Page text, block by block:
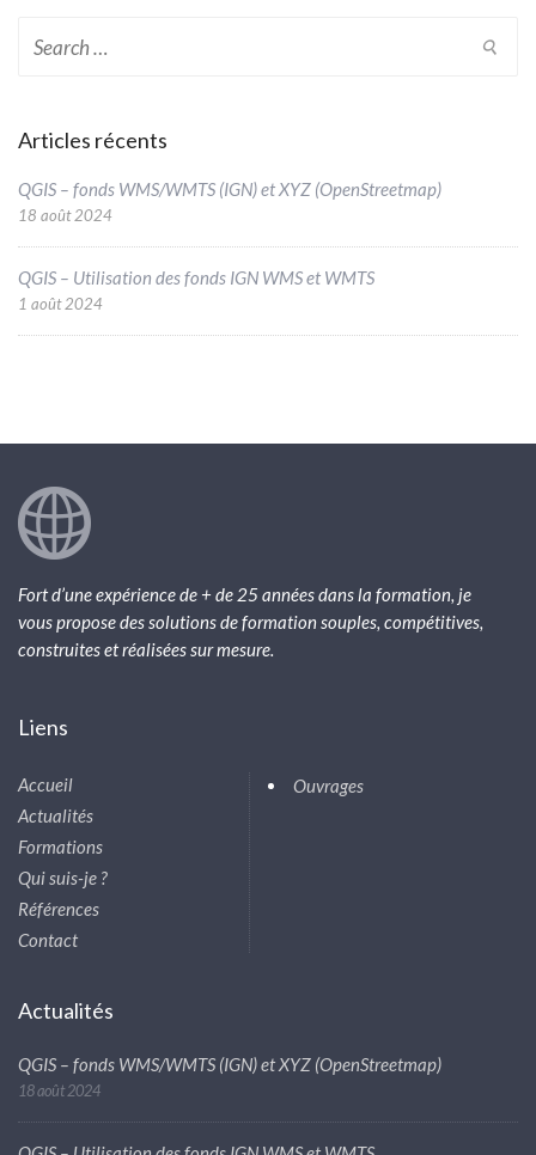
Articles récents
QGIS – fonds WMS/WMTS (IGN) et XYZ (OpenStreetmap)
18 août 2024
QGIS – Utilisation des fonds IGN WMS et WMTS
1 août 2024
Fort d’une expérience de + de 25 années dans la formation, je
vous propose des solutions de formation souples, compétitives,
construites et réalisées sur mesure.
Liens
Accueil
Actualités
Formations
Qui suis-je ?
Références
Contact
Ouvrages
Actualités
QGIS – fonds WMS/WMTS (IGN) et XYZ (OpenStreetmap)
18 août 2024